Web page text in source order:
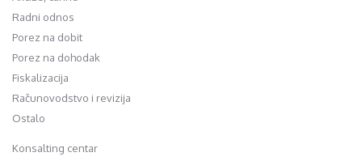
Radni odnos
Porez na dobit
Porez na dohodak
Fiskalizacija
Računovodstvo i revizija
Ostalo
Konsalting centar